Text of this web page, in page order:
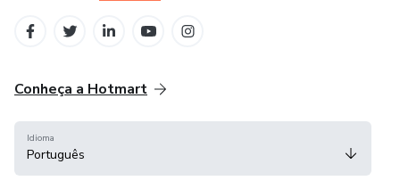
Conheça a Hotmart
Idioma
Português